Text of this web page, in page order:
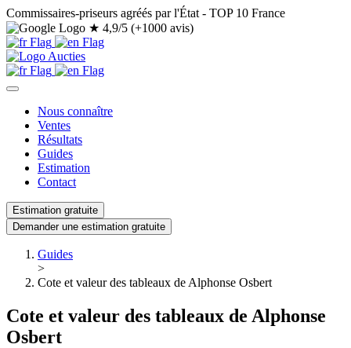
Commissaires-priseurs agréés par l'État - TOP 10 France
★ 4,9/5 (+1000 avis)
Nous connaître
Ventes
Résultats
Guides
Estimation
Contact
Estimation gratuite
Demander une estimation gratuite
Guides
>
Cote et valeur des tableaux de Alphonse Osbert
Cote et valeur des tableaux de Alphonse
Osbert